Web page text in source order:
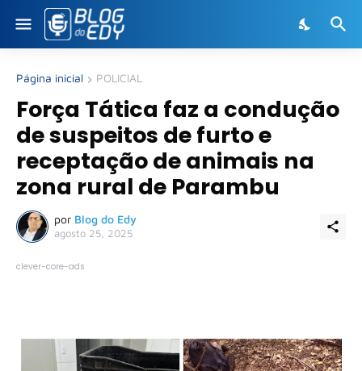
Página inicial POLICIAL
Força Tática faz a condução
de suspeitos de furto e
receptação de animais na
zona rural de Parambu
por Blog do Edy
agosto 25, 2025
clever-core-ads